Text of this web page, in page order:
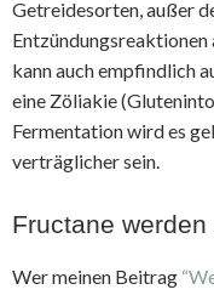
Getreidesorten, außer
kann auch empfindlich
eine Zöliakie
Fermentation wird es
verträglicher sein.
Fructane
Wer meinen Beitrag